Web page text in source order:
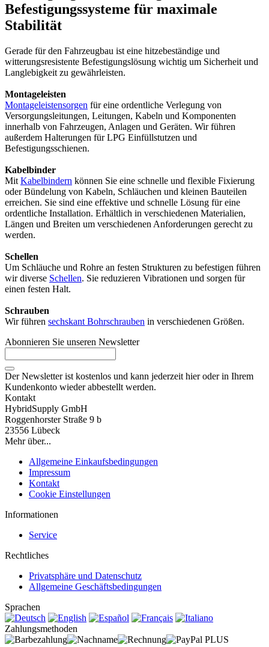
Befestigungssysteme für maximale
Stabilität
Gerade für den Fahrzeugbau ist eine hitzebeständige und
witterungsresistente Befestigungslösung wichtig um Sicherheit und
Langlebigkeit zu gewährleisten.
Montageleisten
Montageleistensorgen für eine ordentliche Verlegung von
Versorgungsleitungen, Leitungen, Kabeln und Komponenten
innerhalb von Fahrzeugen, Anlagen und Geräten. Wir führen
außerdem Halterungen für LPG Einfüllstutzen und
Befestigungsschienen.
Kabelbinder
Mit Kabelbindern können Sie eine schnelle und flexible Fixierung
oder Bündelung von Kabeln, Schläuchen und kleinen Bauteilen
erreichen. Sie sind eine effektive und schnelle Lösung für eine
ordentliche Installation. Erhältlich in verschiedenen Materialien,
Längen und Breiten um verschiedenen Anforderungen gerecht zu
werden.
Schellen
Um Schläuche und Rohre an festen Strukturen zu befestigen führen
wir diverse Schellen. Sie reduzieren Vibrationen und sorgen für
einen festen Halt.
Schrauben
Wir führen sechskant Bohrschrauben in verschiedenen Größen.
Abonnieren Sie unseren Newsletter
Der Newsletter ist kostenlos und kann jederzeit hier oder in Ihrem
Kundenkonto wieder abbestellt werden.
Kontakt
HybridSupply GmbH
Roggenhorster Straße 9 b
23556 Lübeck
Mehr über...
Allgemeine Einkaufsbedingungen
Impressum
Kontakt
Cookie Einstellungen
Informationen
Service
Rechtliches
Privatsphäre und Datenschutz
Allgemeine Geschäftsbedingungen
Sprachen
Zahlungsmethoden